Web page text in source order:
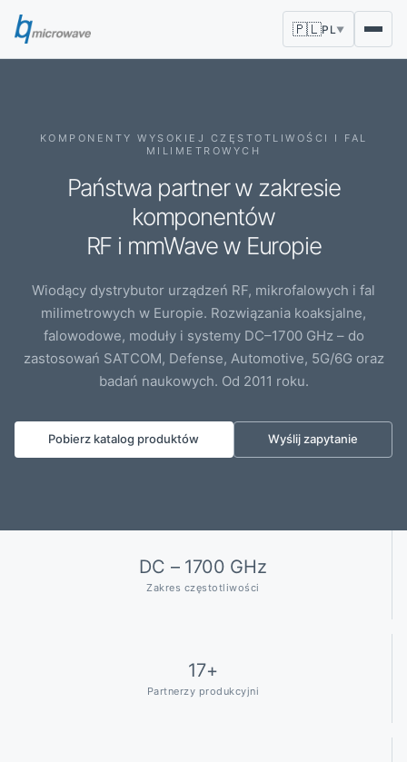
🇵🇱PL ▼
KOMPONENTY WYSOKIEJ CZĘSTOTLIWOŚCI I FAL
MILIMETROWYCH
Państwa partner w zakresie
komponentów
RF i mmWave w Europie
Wiodący dystrybutor urządzeń RF, mikrofalowych i fal
milimetrowych w Europie. Rozwiązania koaksjalne,
falowodowe, moduły i systemy DC–1700 GHz – do
zastosowań SATCOM, Defense, Automotive, 5G/6G oraz
badań naukowych. Od 2011 roku.
Pobierz katalog produktów Wyślij zapytanie
DC – 1700 GHz
Zakres częstotliwości
17+
Partnerzy produkcyjni